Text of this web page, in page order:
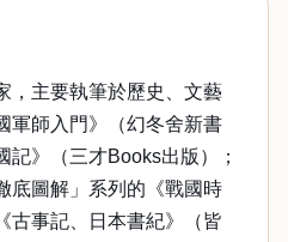
，主要執筆於歷史、文藝
軍師入門》（幻冬舍新書
記》（三才Books出版）；
底圖解」系列的《戰國時
古事記、日本書紀》（皆